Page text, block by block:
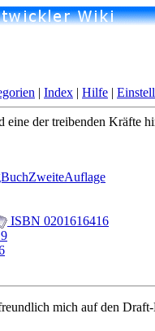
| Index | Hilfe |
eine der treibenden Kräfte
ISBN 0201616416
mich auf den